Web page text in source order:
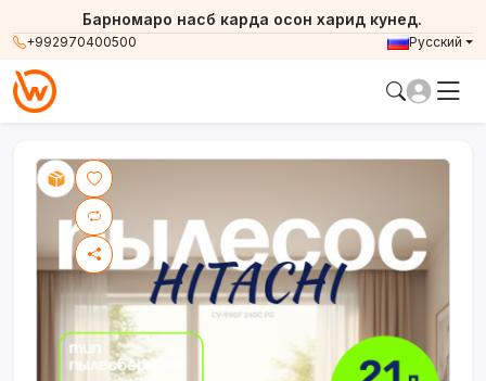
+992970400500
Барномаро насб карда осон харид кунед.
Русский